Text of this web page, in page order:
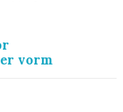
vorm